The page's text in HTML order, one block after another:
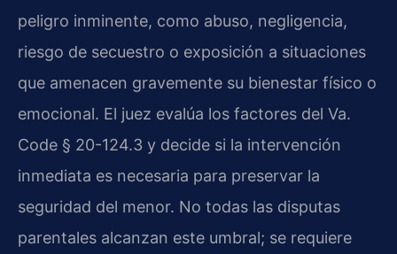
peligro inminente, como abuso, negligencia,
riesgo de secuestro o exposición a situaciones
que amenacen gravemente su bienestar físico o
emocional. El juez evalúa los factores del Va.
Code § 20-124.3 y decide si la intervención
inmediata es necesaria para preservar la
seguridad del menor. No todas las disputas
parentales alcanzan este umbral; se requiere